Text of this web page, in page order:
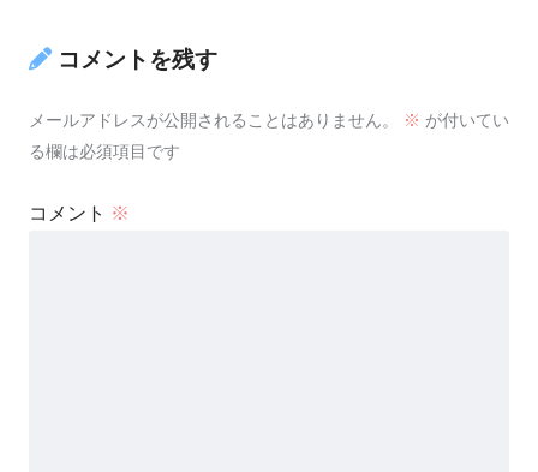
コメントを残す
メールアドレスが公開されることはありません。 ※ が付いてい
る欄は必須項目です
コメント ※